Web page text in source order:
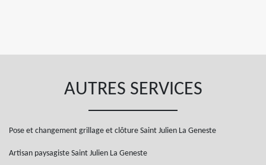
AUTRES SERVICES
Pose et changement grillage et clôture Saint Julien La Geneste
Artisan paysagiste Saint Julien La Geneste